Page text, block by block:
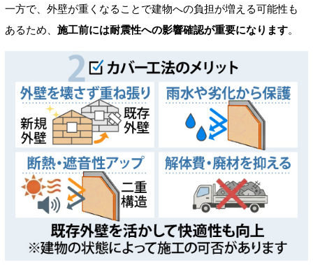
一方で、外壁が重くなることで建物への負担が増える可能性も
あるため、 施工前には耐震性への影響確認が重要になります。